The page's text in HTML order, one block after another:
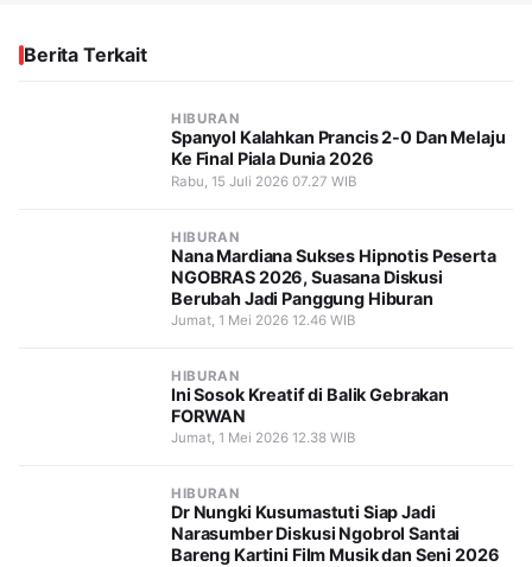
Berita Terkait
HIBURAN
Spanyol Kalahkan Prancis 2-0 Dan Melaju
Ke Final Piala Dunia 2026
Rabu, 15 Juli 2026 07.27 WIB
HIBURAN
Nana Mardiana Sukses Hipnotis Peserta
NGOBRAS 2026, Suasana Diskusi
Berubah Jadi Panggung Hiburan
Jumat, 1 Mei 2026 12.46 WIB
HIBURAN
Ini Sosok Kreatif di Balik Gebrakan
FORWAN
Jumat, 1 Mei 2026 12.38 WIB
HIBURAN
Dr Nungki Kusumastuti Siap Jadi
Narasumber Diskusi Ngobrol Santai
Bareng Kartini Film Musik dan Seni 2026